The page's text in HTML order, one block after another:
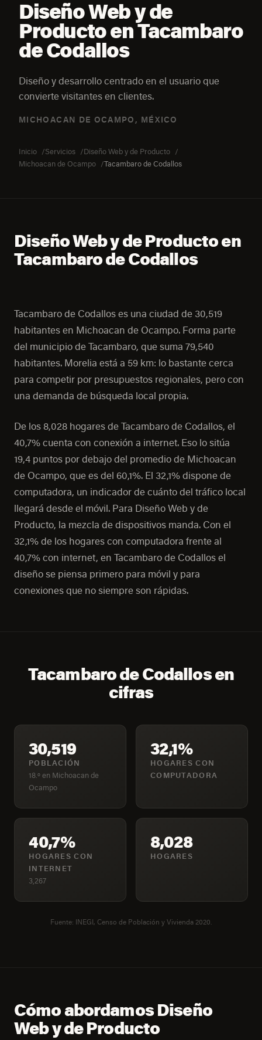
Diseño Web y de
Producto en Tacambaro
de Codallos
Diseño y desarrollo centrado en el usuario que
convierte visitantes en clientes.
MICHOACAN DE OCAMPO, MÉXICO
Inicio Servicios
Diseño Web y de Producto
Michoacan de Ocampo
Tacambaro de Codallos
Diseño Web y de Producto en
Tacambaro de Codallos
Tacambaro de Codallos es una ciudad de 30,519
habitantes en Michoacan de Ocampo. Forma parte
del municipio de Tacambaro, que suma 79,540
habitantes. Morelia está a 59 km: lo bastante cerca
para competir por presupuestos regionales, pero con
una demanda de búsqueda local propia.
De los 8,028 hogares de Tacambaro de Codallos, el
40,7% cuenta con conexión a internet. Eso lo sitúa
19,4 puntos por debajo del promedio de Michoacan
de Ocampo, que es del 60,1%. El 32,1% dispone de
computadora, un indicador de cuánto del tráfico local
llegará desde el móvil. Para Diseño Web y de
Producto, la mezcla de dispositivos manda. Con el
32,1% de los hogares con computadora frente al
40,7% con internet, en Tacambaro de Codallos el
diseño se piensa primero para móvil y para
conexiones que no siempre son rápidas.
Tacambaro de Codallos en
cifras
30,519
POBLACIÓN
18.º en Michoacan de
Ocampo
32,1%
HOGARES CON
COMPUTADORA
40,7%
HOGARES CON
INTERNET
3,267
8,028
HOGARES
Fuente: INEGI, Censo de Población y Vivienda 2020.
Cómo abordamos Diseño
Web y de Producto